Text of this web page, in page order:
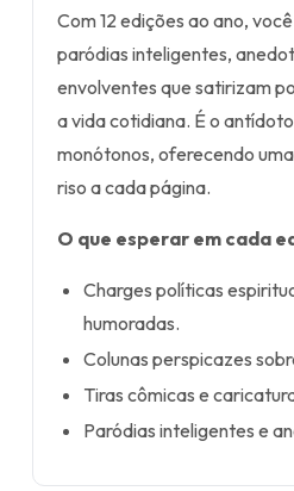
Com 12 edições ao ano,
paródias inteligentes,
envolventes que satirizam
a vida cotidiana. É o
monótonos, oferecendo
riso a cada página.
O que esperar em cada
Charges políticas
humoradas.
Colunas perspicazes
Tiras cômicas e
Paródias inteligentes e